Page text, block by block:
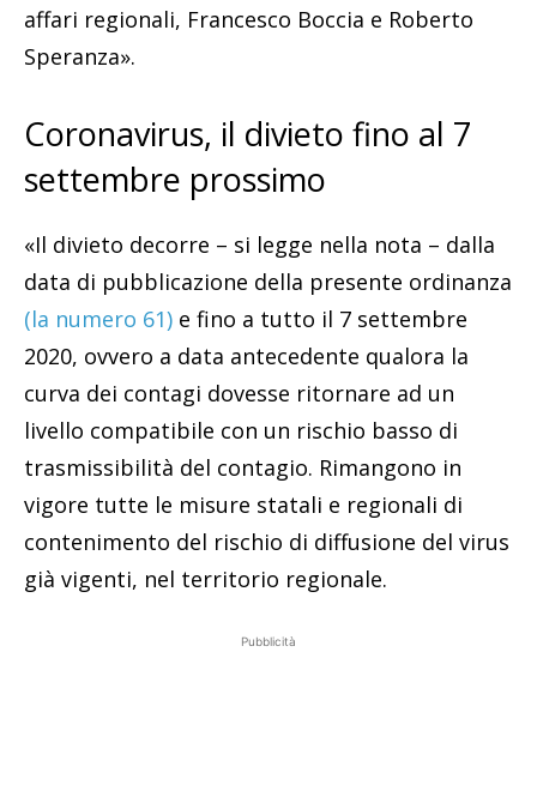
affari regionali, Francesco Boccia e Roberto
Speranza».
Coronavirus, il divieto fino al 7
settembre prossimo
«Il divieto decorre – si legge nella nota – dalla
data di pubblicazione della presente ordinanza
(la numero 61) e fino a tutto il 7 settembre
2020, ovvero a data antecedente qualora la
curva dei contagi dovesse ritornare ad un
livello compatibile con un rischio basso di
trasmissibilità del contagio. Rimangono in
vigore tutte le misure statali e regionali di
contenimento del rischio di diffusione del virus
già vigenti, nel territorio regionale.
Pubblicità